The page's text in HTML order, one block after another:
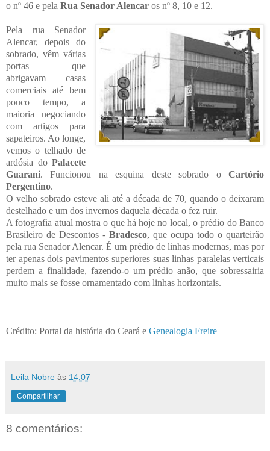
o nº 46 e pela Rua Senador Alencar os nº 8, 10 e 12.
Pela rua Senador
Alencar, depois do
sobrado, vêm várias
portas que
abrigavam casas
comerciais até bem
pouco tempo, a
maioria negociando
com artigos para
sapateiros. Ao longe,
vemos o telhado de
ardósia doPalacete
Guarani. Funcionou na esquina deste sobrado o Cartório
Pergentino.
O velho sobrado esteve ali até a década de 70, quando o deixaram
destelhado e um dos invernos daquela década o fez ruir.
A fotografia atual mostra o que há hoje no local, o prédio do Banco
Brasileiro de Descontos - Bradesco, que ocupa todo o quarteirão
pela rua Senador Alencar. É um prédio de linhas modernas, mas por
ter apenas dois pavimentos superiores suas linhas paralelas verticais
perdem a finalidade, fazendo-o um prédio anão, que sobressairia
muito mais se fosse ornamentado com linhas horizontais.
Crédito: Portal da história do Ceará e Genealogia Freire
Leila Nobre às 14:07
Compartilhar
8 comentários: